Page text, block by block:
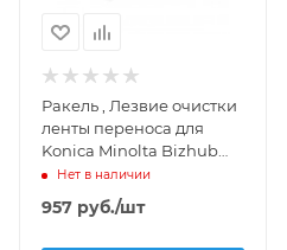
Ракель , Лезвие очистки
ленты переноса для
Konica Minolta Bizhub
Pro C5500 C6500 C6501
C6000 C7000
(A03U553000)(DV Inc.) -
Нет в наличии
957 руб./шт